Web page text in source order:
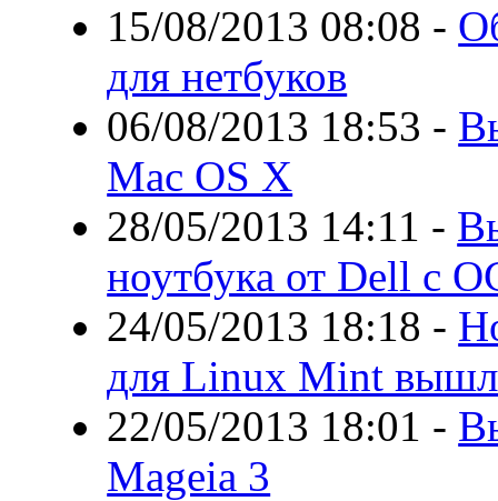
15/08/2013 08:08 -
для нетбуков
06/08/2013 18:53 -
Mac OS X
28/05/2013 14:11 -
ноутбука от Dell с
24/05/2013 18:18 -
для Linux Mint
22/05/2013 18:01 -
Mageia 3